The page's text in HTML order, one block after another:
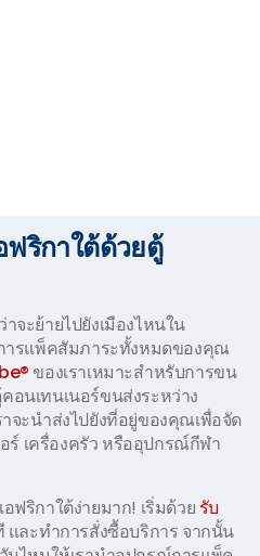
ริกาใต้ด้วยตู้
ะย้ายไปยังเมืองไหนใน
ารแพ็คสัมภาระทั้งหมดของคุณ
ของเราเหมาะสำหรับการขน
นเทนเนอร์ขนส่งระหว่าง
จะนำส่งไปยังที่อยู่ของคุณเพื่อจัด
ร์ เครื่องครัว หรืออุปกรณ์กีฬา
ริกาใต้ง่ายมาก! เริ่มด้วย รับ
และทำการสั่งซื้อบริการ จากนั้น